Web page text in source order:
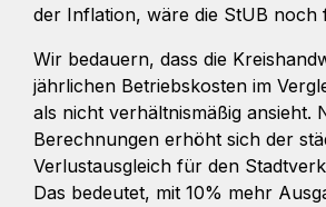
der Inflation, wäre die StUB noch
Wir bedauern, dass die
jährlichen Betriebskosten im
als nicht verhältnismäßig ansieht.
Berechnungen erhöht sich der
Verlustausgleich für den
Das bedeutet, mit 10% mehr